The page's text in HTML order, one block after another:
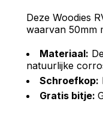
Deze Woodies
waarvan 50mm
Materiaal:
natuurlijke
Schroefkop:
Gratis bitje: